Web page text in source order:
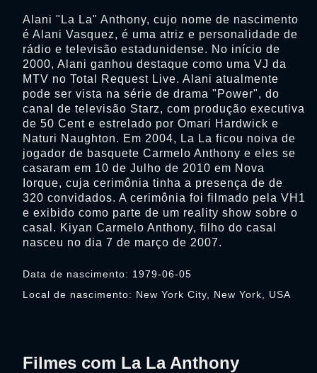
Data de nascimento: 1979-06-05
Local de nascimento: New York City, New York, USA
Alani "La La" Anthony, cujo nome de nascimento
é Alani Vasquez, é uma atriz e personalidade de
rádio e televisão estadunidense. No início de
2000, Alani ganhou destaque como uma VJ da
MTV no Total Request Live. Alani atualmente
pode ser vista na série de drama "Power", do
canal de televisão Starz, com produção executiva
de 50 Cent e estrelado por Omari Hardwick e
Naturi Naughton. Em 2004, La La ficou noiva de
jogador de basquete Carmelo Anthony e eles se
casaram em 10 de Julho de 2010 em Nova
Iorque, cuja cerimônia tinha a presença de de
320 convidados. A cerimônia foi filmado pela VH1
e exibido como parte de um reality show sobre o
casal. Kiyan Carmelo Anthony, filho do casal
nasceu no dia 7 de março de 2007.
Filmes com La La Anthony